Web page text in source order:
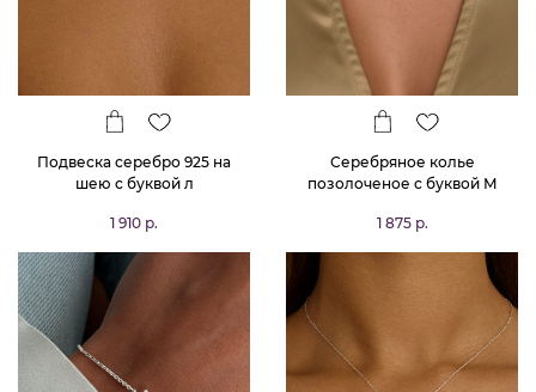
Подвеска серебро 925 на
шею с буквой л
1 910 р.
Серебряное колье
позолоченое с буквой М
1 875 р.